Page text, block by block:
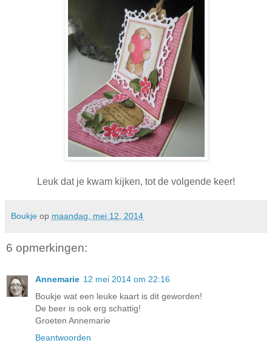
Leuk dat je kwam kijken, tot de volgende keer!
Boukje op maandag, mei 12, 2014
6 opmerkingen:
Annemarie 12 mei 2014 om 22:16
Boukje wat een leuke kaart is dit geworden!
De beer is ook erg schattig!
Groeten Annemarie
Beantwoorden